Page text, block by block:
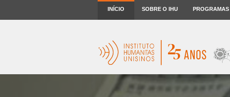
INÍCIO SOBRE O IHU PROGRAMAS